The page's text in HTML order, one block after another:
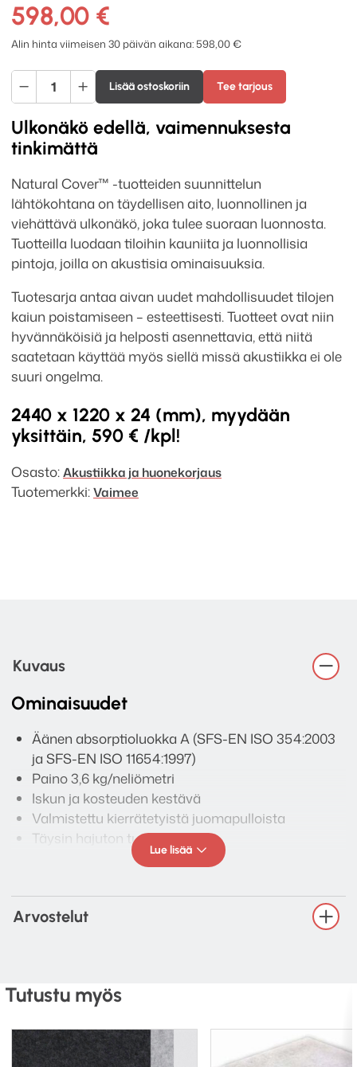
598,00 €
Alin hinta viimeisen 30 päivän aikana: 598,00€
Vaimee
Natural
Cover
akustiikkalevy
2440
x
1220
x
24
mm
kpl
määrä
Lisää ostoskoriin Tee tarjous
Ulkonäkö edellä, vaimennuksesta
tinkimättä
Natural Cover™ -tuotteiden suunnittelun
lähtökohtana on täydellisen aito, luonnollinen ja
viehättävä ulkonäkö, joka tulee suoraan luonnosta.
Tuotteilla luodaan tiloihin kauniita ja luonnollisia
pintoja, joilla on akustisia ominaisuuksia.
Tuotesarja antaa aivan uudet mahdollisuudet tilojen
kaiun poistamiseen – esteettisesti. Tuotteet ovat niin
hyvännäköisiä ja helposti asennettavia, että niitä
saatetaan käyttää myös siellä missä akustiikka ei ole
suuri ongelma.
2440 x 1220 x 24 (mm), myydään
yksittäin, 590 € /kpl!
Osasto:Akustiikka ja huonekorjaus
Tuotemerkki:Vaimee
Kuvaus
Ominaisuudet
Äänen absorptioluokka A (SFS-EN ISO 354:2003
ja SFS-EN ISO 11654:1997)
Paino 3,6 kg/neliömetri
Iskun ja kosteuden kestävä
Valmistettu kierrätetyistä juomapulloista
Täysin hajuton tuote
Voidaan leikata veitsellä tai sahalla
Kiinnitys liimalla, kaksipuolisella teipillä, ruuveilla
tai ripustusjärjestelmällä
2440 x 1220 x 24 (mm), myydään yksittäin, 590 €
/kpl
600 x 600 x 24 (mm), myydään yksittäin, 99 € /kpl
Lue lisää
Arvostelut
Tutustu myös